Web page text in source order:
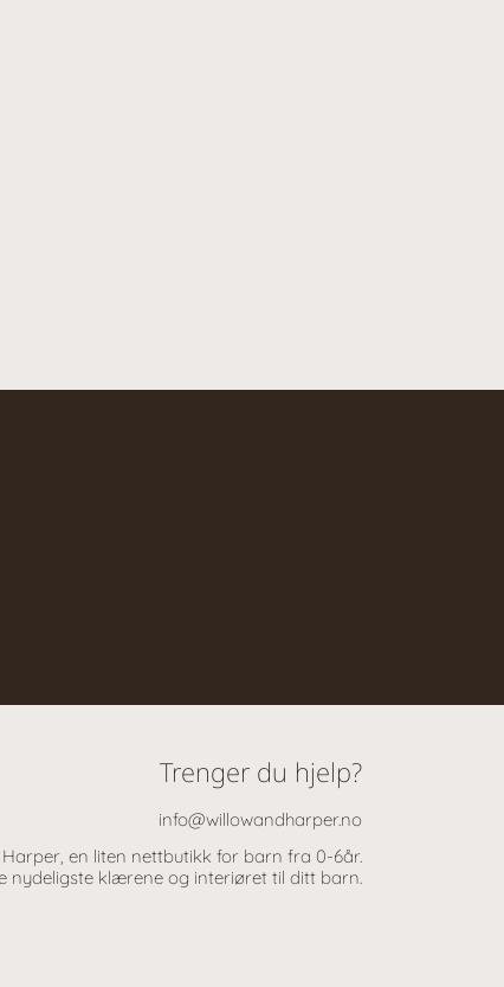
Trenger du hjelp?
info@willowandharper.no
en liten nettbutikk for barn fra 0-6år.
nydeligste klærene og interiøret til ditt barn.